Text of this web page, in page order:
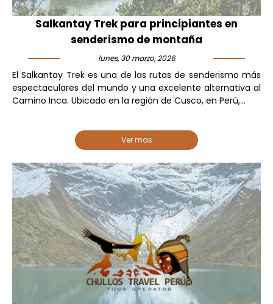
Salkantay Trek para principiantes en
senderismo de montaña
lunes, 30 marzo, 2026
El Salkantay Trek es una de las rutas de senderismo más
espectaculares del mundo y una excelente alternativa al
Camino Inca. Ubicado en la región de Cusco, en Perú,...
Ver mas